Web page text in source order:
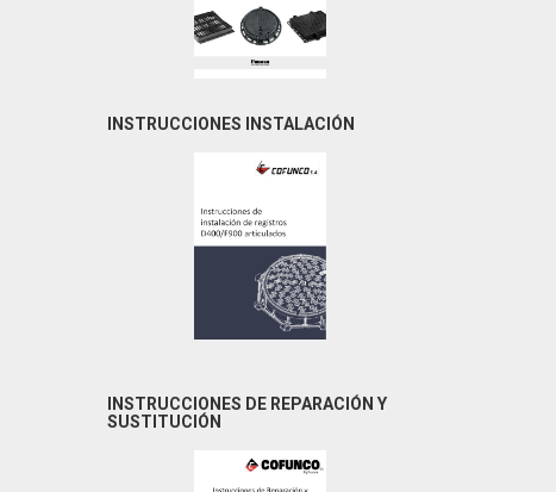
INSTRUCCIONES INSTALACIÓN
INSTRUCCIONES DE REPARACIÓN Y
SUSTITUCIÓN